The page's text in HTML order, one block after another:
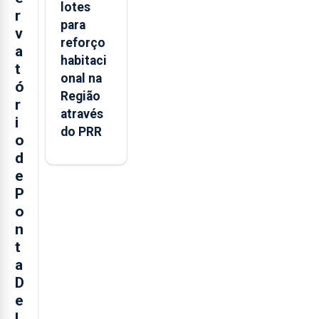
r
v
a
t
ó
r
i
o
d
e
P
o
n
t
a
D
e
lotes
para
reforço
habitaci
onal na
Região
através
do PRR